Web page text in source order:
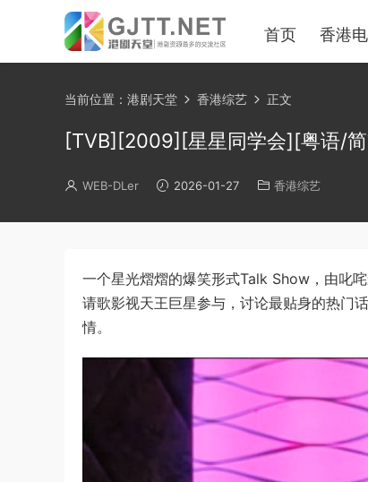
首页 香港
当前位置： 港剧天堂 香港综艺 正文
[TVB][2009][星星同学会][粤语/
WEB-DLer 2026-01-27 香港综艺
一个星光熠熠的爆笑形式Talk Show，由叱
请歌影视天王巨星参与，讨论最贴身的热门
情。